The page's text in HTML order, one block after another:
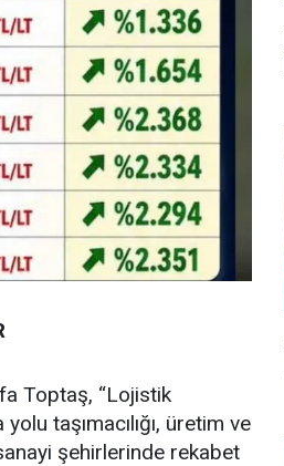
Toptaş, “Lojistik
taşımacılığı, üretim ve
şehirlerinde rekabet